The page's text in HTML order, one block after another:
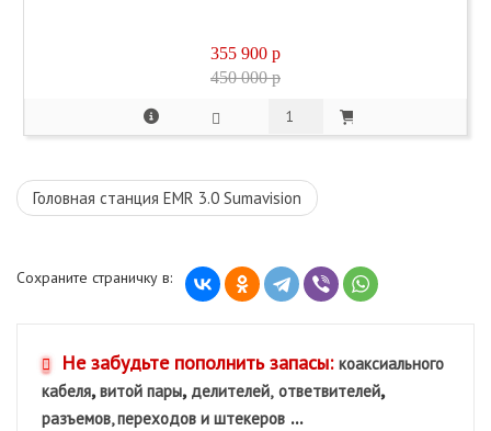
355 900 p
450 000 p
Головная станция EMR 3.0 Sumavision
Сохраните страничку в:
Не забудьте пополнить запасы: коаксиального
кабеля,витой пары, делителей, ответвителей,
разъемов, переходов и штекеров ...